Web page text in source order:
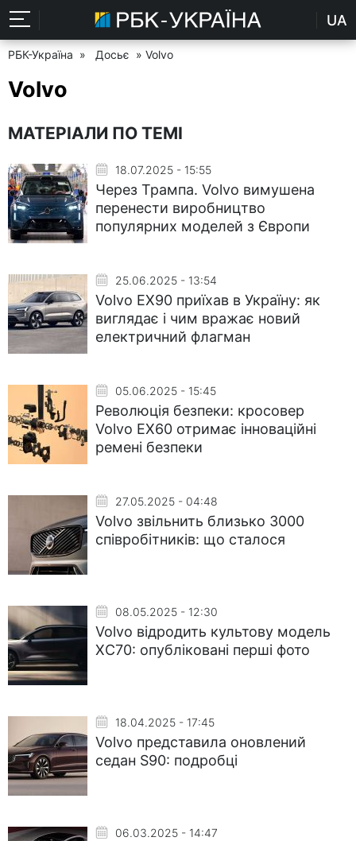
UA
РБК-Україна » Досьє » Volvo
Volvo
МАТЕРІАЛИ ПО ТЕМІ
18.07.2025 - 15:55
Через Трампа. Volvo вимушена
перенести виробництво
популярних моделей з Європи
25.06.2025 - 13:54
Volvo EX90 приїхав в Україну: як
виглядає і чим вражає новий
електричний флагман
05.06.2025 - 15:45
Революція безпеки: кросовер
Volvo EX60 отримає інноваційні
ремені безпеки
27.05.2025 - 04:48
Volvo звільнить близько 3000
співробітників: що сталося
08.05.2025 - 12:30
Volvo відродить культову модель
XC70: опубліковані перші фото
18.04.2025 - 17:45
Volvo представила оновлений
седан S90: подробці
06.03.2025 - 14:47